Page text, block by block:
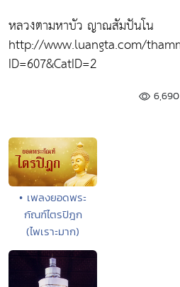
หลวงตามหาบัว ญาณสัมปันโน
http://www.luangta.com/
ID=607&CatID=2
6,690
• เพลงยอดพระ
กัณฑ์ไตรปิฎก
(ไพเราะมาก)